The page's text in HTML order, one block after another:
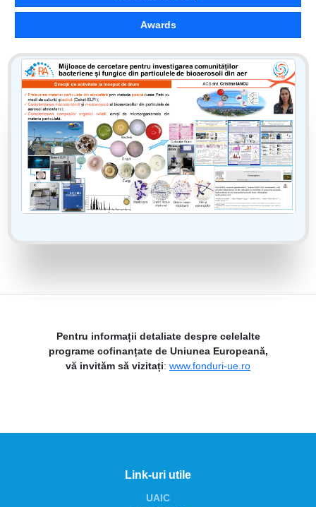
Awards
Pentru informații detaliate despre celelalte
programe cofinanțate de Uniunea Europeană,
vă invităm să vizitați: www.fonduri-ue.ro
Link-uri utile
UAIC